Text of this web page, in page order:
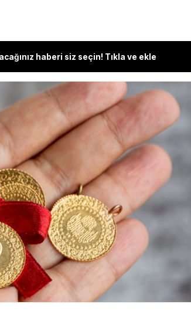
haberi siz seçin! Tıkla ve ekle
gramı 2 bin 410 liradan işlem görürken
altın 4 bin 20 liradan, Cumhuriyet altını 16
liradan satılıyor.